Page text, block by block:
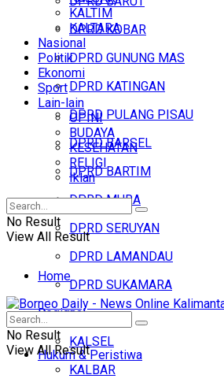
DPRD KOBAR
DPRD GUNUNG MAS
DPRD KATINGAN
DPRD PULANG PISAU
DPRD BARSEL
DPRD BARTIM
DPRD MURA
DPRD SERUYAN
DPRD LAMANDAU
DPRD SUKAMARA
Regional
KALSEL
KALBAR
KALTIM
KALTARA
Nasional
Politik
Ekonomi
Sport
Lain-lain
OPINI
BUDAYA
KESEHATAN
RELIGI
Iklan
No Result
View All Result
Home
Headline
Hukum & Peristiwa
No Result
View All Result